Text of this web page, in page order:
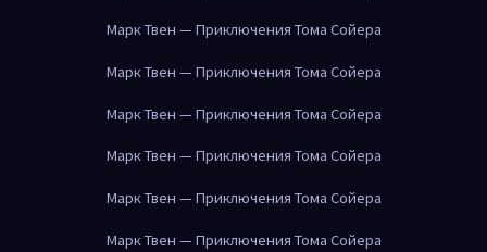
Марк Твен — Приключения Тома Сойера
Марк Твен — Приключения Тома Сойера
Марк Твен — Приключения Тома Сойера
Марк Твен — Приключения Тома Сойера
Марк Твен — Приключения Тома Сойера
Марк Твен — Приключения Тома Сойера